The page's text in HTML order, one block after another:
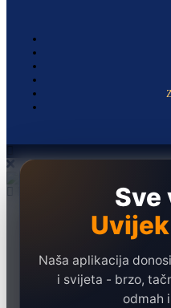
Sve
Naša aplikacija
i svijeta - brzo,
odmah
Društvo
Hronika